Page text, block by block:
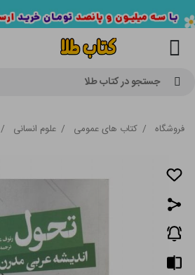
جستجو در کتاب طلا
فروشگاه / کتاب های عمومی / علوم انسانی /